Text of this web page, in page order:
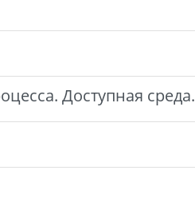
Доступная среда.